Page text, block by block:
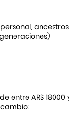
entre AR$ 18000
cambio: